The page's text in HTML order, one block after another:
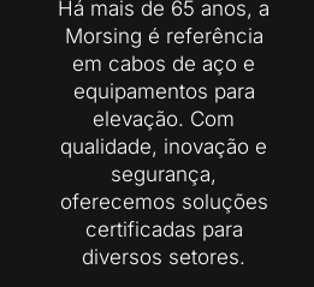
Há mais de 65 anos, a
Morsing é referência
em cabos de aço e
equipamentos para
elevação. Com
qualidade, inovação e
segurança,
oferecemos soluções
certificadas para
diversos setores.